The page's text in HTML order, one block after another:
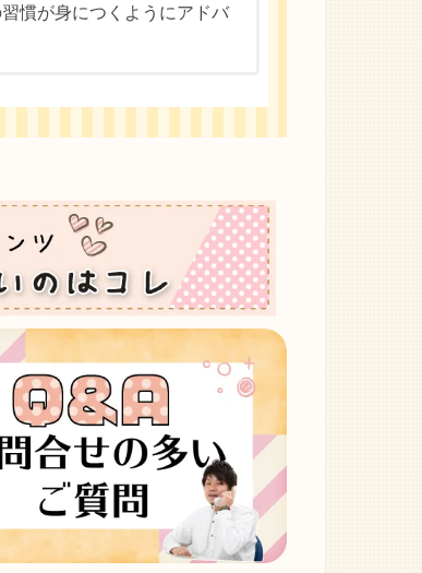
慣が身につくようにアドバ